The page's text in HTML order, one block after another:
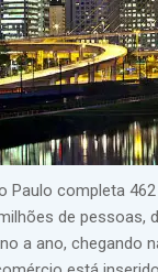
Paulo completa
de pessoas,
a ano, chegando